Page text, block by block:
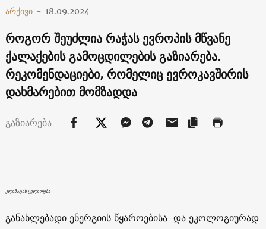
არქივი - 18.09.2024
როგორ შეუძლია რაჭას ევროპის მწვანე
ქალაქების გამოცდილების გაზიარება.
რეკომენდაციები, რომელიც ევროკავშირის
დახმარებით მომზადდა
გაზიარება
კლიმატის ცვლილება
განახლებადი ენერგიის წყაროებისა და ეკოლოგიურად